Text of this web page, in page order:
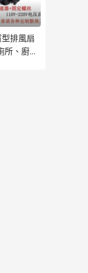
排風扇
所、廚